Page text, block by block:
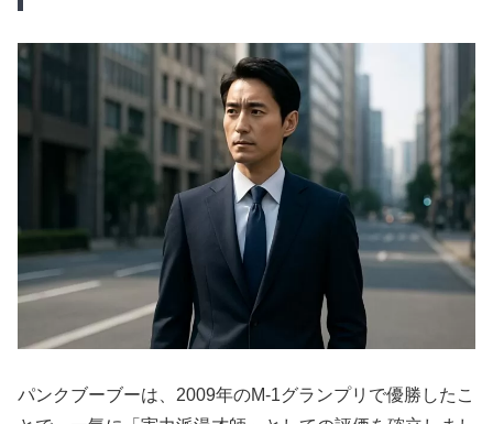
パンクブーブーは、2009年のM-1グランプリで優勝したこ